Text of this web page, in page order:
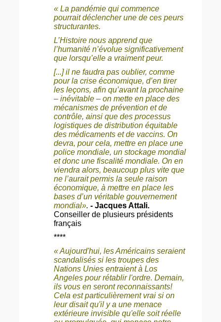
« La pandémie qui commence
pourrait déclencher une de ces peurs
structurantes.
L’Histoire nous apprend que
l’humanité n’évolue significativement
que lorsqu’elle a vraiment peur.
[...] il ne faudra pas oublier, comme
pour la crise économique, d’en tirer
les leçons, afin qu’avant la prochaine
– inévitable – on mette en place des
mécanismes de prévention et de
contrôle, ainsi que des processus
logistiques de distribution équitable
des médicaments et de vaccins. On
devra, pour cela, mettre en place une
police mondiale, un stockage mondial
et donc une fiscalité mondiale. On en
viendra alors, beaucoup plus vite que
ne l’aurait permis la seule raison
économique, à mettre en place les
bases d’un véritable gouvernement
mondial». - Jacques Attali.
Conseiller de plusieurs présidents
français
****
« Aujourd'hui, les Américains seraient
scandalisés si les troupes des
Nations Unies entraient à Los
Angeles pour rétablir l'ordre. Demain,
ils vous en seront reconnaissants!
Cela est particulièrement vrai si on
leur disait qu'il y a une menace
extérieure invisible qu'elle soit réelle